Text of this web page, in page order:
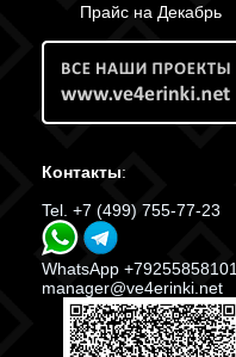
Прайс на Декабрь
Контакты:
Tel. +7 (499) 755-77-23
WhatsApp +79255858101
manager@ve4erinki.net